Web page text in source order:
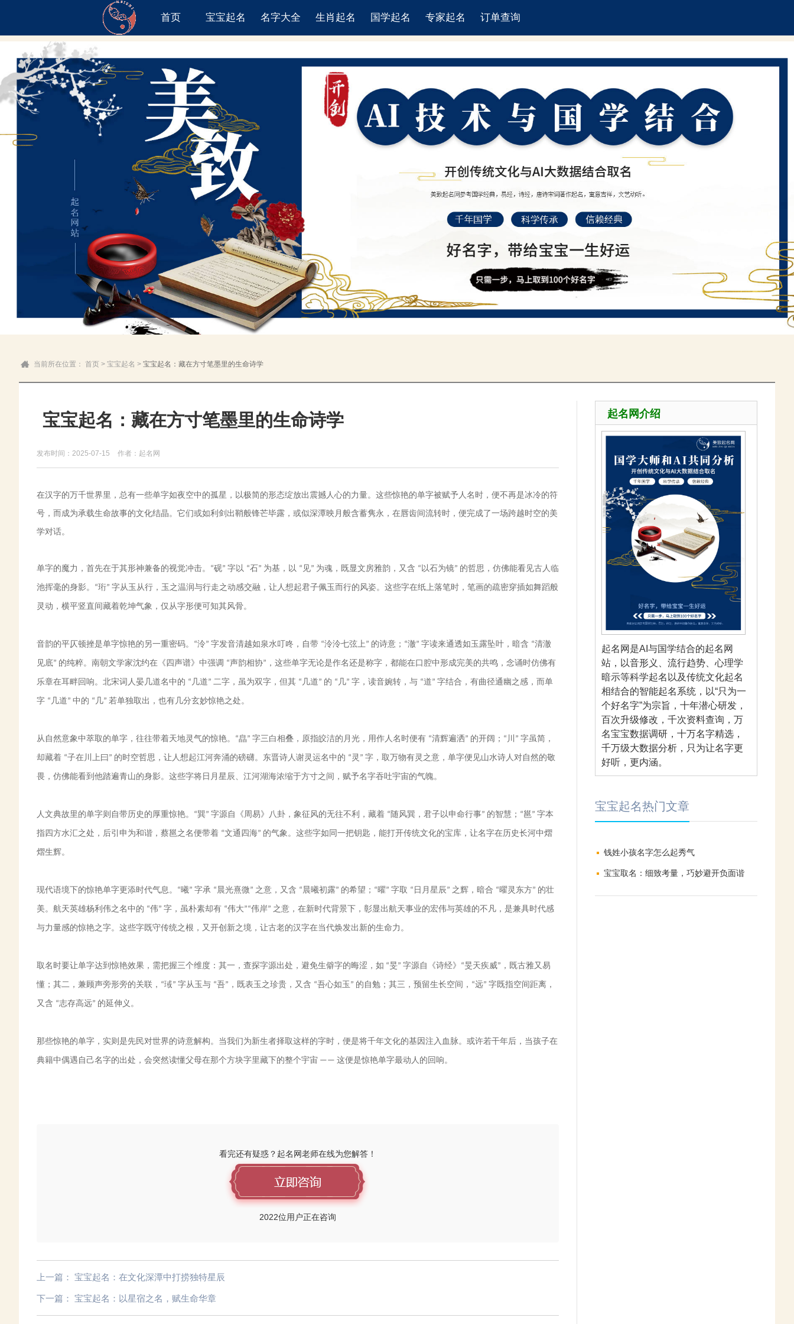
首页 宝宝起名 名字大全 生肖起名 国学起名 专家起名 订单查询
当前所在位置： 首页 > 宝宝起名 > 宝宝起名：藏在方寸笔墨里的生命诗学
宝宝起名：藏在方寸笔墨里的生命诗学
发布时间：2025-07-15 作者：起名网
在汉字的万千世界里，总有一些单字如夜空中的孤星，以极简的形态绽放出震撼人心的力量。这些惊艳的单字被赋予人名时，便不再是冰冷的符
号，而成为承载生命故事的文化结晶。它们或如利剑出鞘般锋芒毕露，或似深潭映月般含蓄隽永，在唇齿间流转时，便完成了一场跨越时空的美
学对话。
单字的魔力，首先在于其形神兼备的视觉冲击。 “砚” 字以 “石” 为基，以 “ 见” 为魂，既显文房雅韵，又含 “ 以石为镜” 的哲思，仿佛能看见古人临
池挥毫的身影。 “珩” 字从玉从行，玉之温润与行走之动感交融，让人想起君子佩玉而行的风姿。这些字在纸上落笔时，笔画的疏密穿插如舞蹈般
灵动，横平竖直间藏着乾坤气象，仅从字形便可知其风骨。
音韵的平仄顿挫是单字惊艳的另一重密码。 “泠” 字发音清越如泉水叮咚，自带 “泠泠七弦上 ” 的诗意； “澈” 字读来通透如玉露坠叶，暗含 “清澈
见底” 的纯粹。南朝文学家沈约在《四声谱》中强调 “声韵相协” ，这些单字无论是作名还是称字，都能在口腔中形成完美的共鸣，念诵时仿佛有
乐章在耳畔回响。北宋词人晏几道名中的 “ 几道” 二字，虽为双字，但其 “ 几道” 的 “ 几” 字，读音婉转，与 “道” 字结合，有曲径通幽之感，而单
字 “ 几道” 中的 “ 几” 若单独取出，也有几分玄妙惊艳之处。
从自然意象中萃取的单字，往往带着天地灵气的惊艳。 “皛” 字三白相叠，原指皎洁的月光，用作人名时便有 “清辉遍洒” 的开阔； “ 川 ” 字虽简，
却藏着 “子在川上曰 ” 的时空哲思，让人想起江河奔涌的磅礴。东晋诗人谢灵运名中的 “ 灵 ” 字，取万物有灵之意，单字便见山水诗人对自然的敬
畏，仿佛能看到他踏遍青山的身影。这些字将日月星辰、江河湖海浓缩于方寸之间，赋予名字吞吐宇宙的气魄。
人文典故里的单字则自带历史的厚重惊艳。 “巽” 字源自《周易》八卦，象征风的无往不利，藏着 “ 随风巽，君子以申命行事” 的智慧； “邕 ” 字本
指四方水汇之处，后引申为和谐，蔡邕之名便带着 “文通四海” 的气象。这些字如同一把钥匙，能打开传统文化的宝库，让名字在历史长河中熠
熠生辉。
现代语境下的惊艳单字更添时代气息。 “曦” 字承 “ 晨光熹微” 之意，又含 “ 晨曦初露” 的希望； “曜” 字取 “ 日月星辰” 之辉，暗合 “曜灵东方” 的壮
美。航天英雄杨利伟之名中的 “伟” 字，虽朴素却有 “伟大”“伟岸” 之意，在新时代背景下，彰显出航天事业的宏伟与英雄的不凡，是兼具时代感
与力量感的惊艳之字。这些字既守传统之根，又开创新之境，让古老的汉字在当代焕发出新的生命力。
取名时要让单字达到惊艳效果，需把握三个维度：其一，查探字源出处，避免生僻字的晦涩，如 “旻” 字源自《诗经》 “旻天疾威” ，既古雅又易
懂；其二，兼顾声旁形旁的关联， “琙” 字从玉与 “吾” ，既表玉之珍贵，又含 “吾心如玉 ” 的自勉；其三，预留生长空间， “远” 字既指空间距离，
又含 “志存高远” 的延伸义。
那些惊艳的单字，实则是先民对世界的诗意解构。当我们为新生者择取这样的字时，便是将千年文化的基因注入血脉。或许若干年后，当孩子在
典籍中偶遇自己名字的出处，会突然读懂父母在那个方块字里藏下的整个宇宙 —— 这便是惊艳单字最动人的回响。
看完还有疑惑？起名网老师在线为您解答！
2022位用户正在咨询
上一篇： 宝宝起名：在文化深潭中打捞独特星辰
下一篇： 宝宝起名：以星宿之名，赋生命华章
起名网介绍
起名网是AI与国学结合的起名网
站，以音形义、流行趋势、心理学
暗示等科学起名以及传统文化起名
相结合的智能起名系统，以“只为一
个好名字”为宗旨，十年潜心研发，
百次升级修改，千次资料查询，万
名宝宝数据调研，十万名字精选，
千万级大数据分析，只为让名字更
好听，更内涵。
宝宝起名热门文章
钱姓小孩名字怎么起秀气
宝宝取名：细致考量，巧妙避开负面谐
音，编织美好寓意与期望